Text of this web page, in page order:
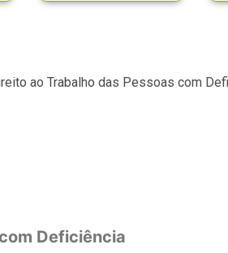
ao Trabalho das Pessoas com
Deficiência